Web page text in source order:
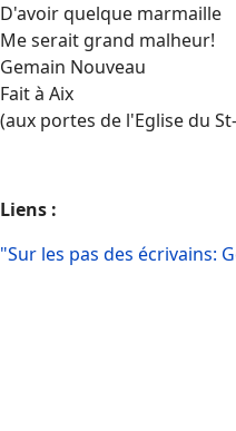
D'avoir quelque marmaille
Me serait grand malheur!
Gemain Nouveau
Fait à Aix
(aux portes de l'Eglise du
Liens :
"Sur les pas des écrivains: